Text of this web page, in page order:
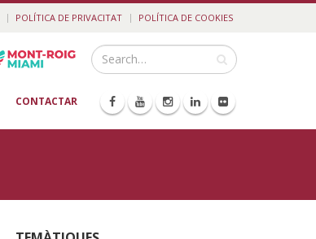
POLÍTICA DE PRIVACITAT POLÍTICA DE COOKIES
CONTACTAR